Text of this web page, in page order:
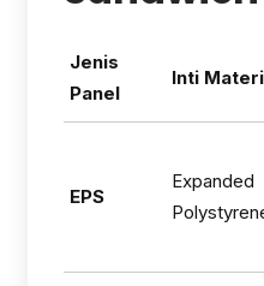
Jenis
Panel
Inti
EPS
Expanded